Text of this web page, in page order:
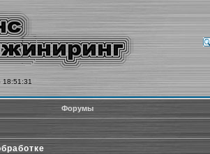
18:51:31
Форумы